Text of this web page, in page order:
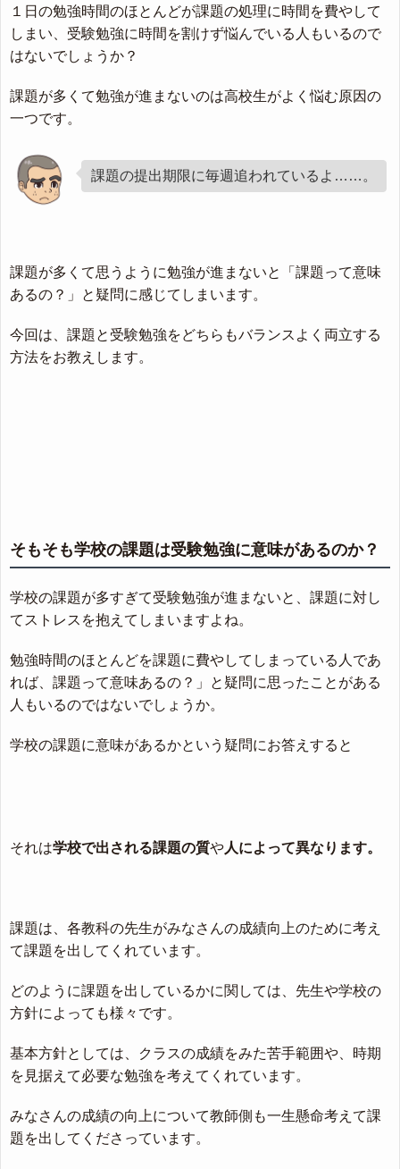
１日の勉強時間のほとんどが課題の処理に時間を費やして
しまい、受験勉強に時間を割けず悩んでいる人もいるので
はないでしょうか？
課題が多くて勉強が進まないのは高校生がよく悩む原因の
一つです。
課題の提出期限に毎週追われているよ……。
課題が多くて思うように勉強が進まないと「課題って意味
あるの？」と疑問に感じてしまいます。
今回は、課題と受験勉強をどちらもバランスよく両立する
方法をお教えします。
そもそも学校の課題は受験勉強に意味があるのか？
学校の課題が多すぎて受験勉強が進まないと、課題に対し
てストレスを抱えてしまいますよね。
勉強時間のほとんどを課題に費やしてしまっている人であ
れば、課題って意味あるの？」と疑問に思ったことがある
人もいるのではないでしょうか。
学校の課題に意味があるかという疑問にお答えすると
それは学校で出される課題の質や人によって異なります。
課題は、各教科の先生がみなさんの成績向上のために考え
て課題を出してくれています。
どのように課題を出しているかに関しては、先生や学校の
方針によっても様々です。
基本方針としては、クラスの成績をみた苦手範囲や、時期
を見据えて必要な勉強を考えてくれています。
みなさんの成績の向上について教師側も一生懸命考えて課
題を出してくださっています。